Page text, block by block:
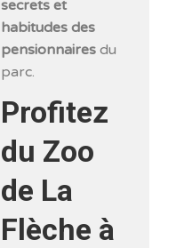
secrets et
habitudes des
pensionnaires du
parc.
Profitez
du Zoo
de La
Flèche à